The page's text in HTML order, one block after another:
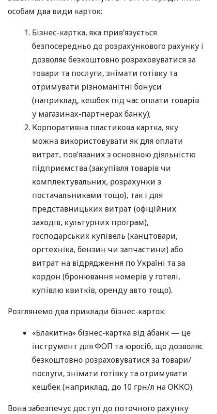
особам два види карток:
Бізнес-картка, яка прив’язується
безпосередньо до розрахункового рахунку і
дозволяє безкоштовно розраховуватися за
товари та послуги, знімати готівку та
отримувати різноманітні бонуси
(наприклад, кешбек під час оплати товарів
у магазинах-партнерах банку);
Корпоративна пластикова картка, яку
можна використовувати як для оплати
витрат, пов’язаних з основною діяльністю
підприємства (закупівля товарів чи
комплектувальних, розрахунки з
постачальниками тощо), так і для
представницьких витрат (офіційних
заходів, культурних програм),
господарських купівель (канцтовари,
оргтехніка, бензин чи запчастини) або
витрат на відрядження по Україні та за
кордон (бронювання номерів у готелі,
купівлю квитків, оренду авто тощо).
Розглянемо два приклади бізнес-карток:
«Блакитна» бізнес-картка від àбанк — це
інструмент для ФОП та юросіб, що дозволяє
безкоштовно розраховуватися за товари/
послуги, знімати готівку та отримувати
кешбек (наприклад, до 10 грн/л на ОККО).
Вона забезпечує доступ до поточного рахунку